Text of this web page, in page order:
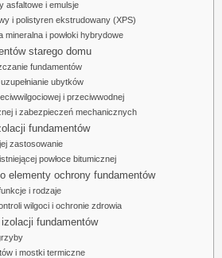
asfaltowe i emulsje
i polistyren ekstrudowany (XPS)
mineralna i powłoki hybrydowe
starego domu
fundamentów
ubytków
i przeciwwodnej
i zabezpieczeń mechanicznych
fundamentów
zastosowanie
powłoce bitumicznej
elementy ochrony fundamentów
i rodzaje
wilgoci i ochronie zdrowia
fundamentów
i mostki termiczne